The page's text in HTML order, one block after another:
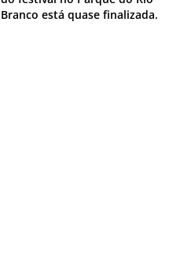
Branco está quase finalizada.